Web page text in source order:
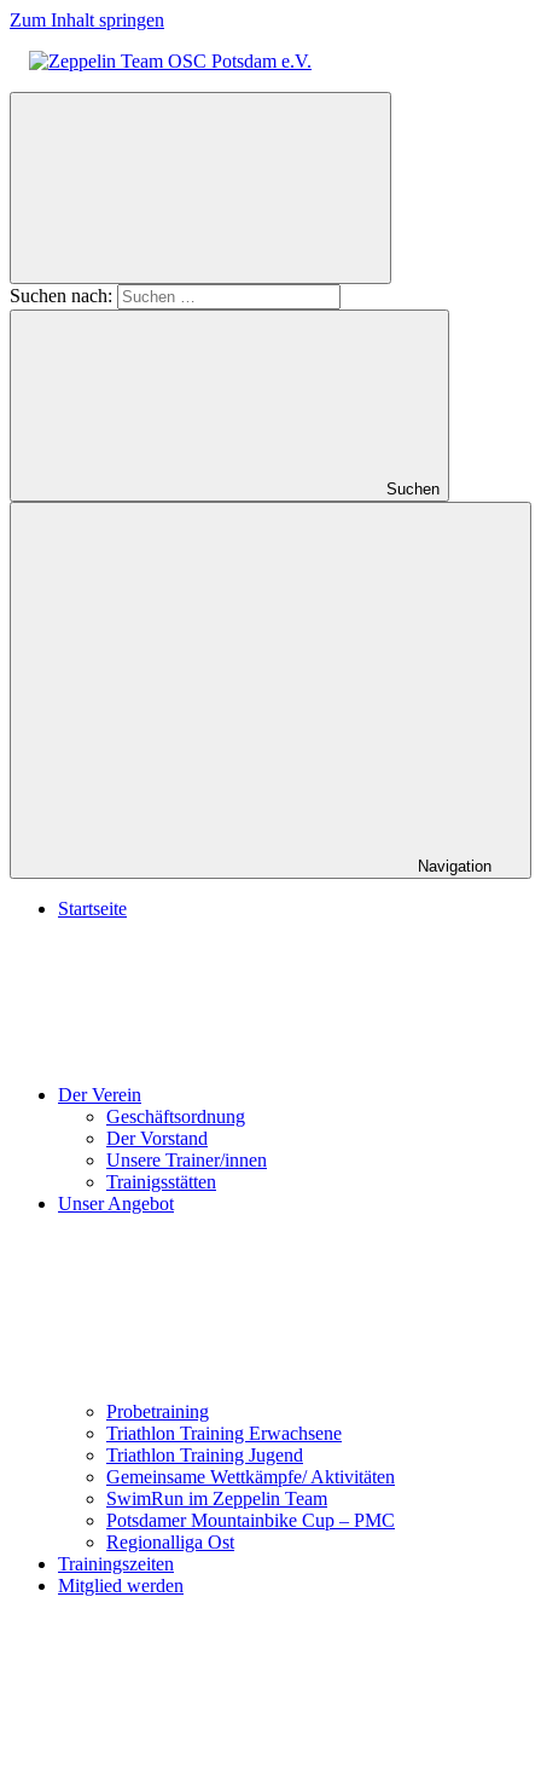
Zum Inhalt springen
Suchen nach:
Suchen
Navigation
Startseite
Der Verein
Geschäftsordnung
Der Vorstand
Unsere Trainer/innen
Trainigsstätten
Unser Angebot
Probetraining
Triathlon Training Erwachsene
Triathlon Training Jugend
Gemeinsame Wettkämpfe/ Aktivitäten
SwimRun im Zeppelin Team
Potsdamer Mountainbike Cup – PMC
Regionalliga Ost
Trainingszeiten
Mitglied werden